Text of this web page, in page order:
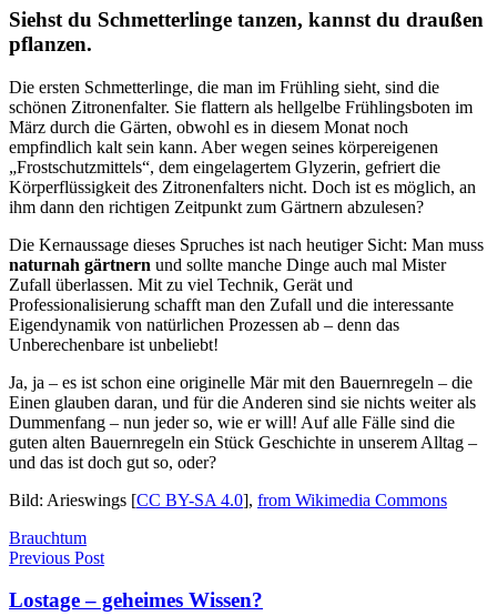
Siehst du Schmetterlinge tanzen, kannst du draußen
pflanzen.
Die ersten Schmetterlinge, die man im Frühling sieht, sind die
schönen Zitronenfalter. Sie flattern als hellgelbe Frühlingsboten im
März durch die Gärten, obwohl es in diesem Monat noch
empfindlich kalt sein kann. Aber wegen seines körpereigenen
„Frostschutzmittels“, dem eingelagertem Glyzerin, gefriert die
Körperflüssigkeit des Zitronenfalters nicht. Doch ist es möglich, an
ihm dann den richtigen Zeitpunkt zum Gärtnern abzulesen?
Die Kernaussage dieses Spruches ist nach heutiger Sicht: Man muss
naturnah gärtnern und sollte manche Dinge auch mal Mister
Zufall überlassen. Mit zu viel Technik, Gerät und
Professionalisierung schafft man den Zufall und die interessante
Eigendynamik von natürlichen Prozessen ab – denn das
Unberechenbare ist unbeliebt!
Ja, ja – es ist schon eine originelle Mär mit den Bauernregeln – die
Einen glauben daran, und für die Anderen sind sie nichts weiter als
Dummenfang – nun jeder so, wie er will! Auf alle Fälle sind die
guten alten Bauernregeln ein Stück Geschichte in unserem Alltag –
und das ist doch gut so, oder?
Bild: Arieswings [CC BY-SA 4.0], from Wikimedia Commons
Brauchtum
Previous Post
Lostage – geheimes Wissen?